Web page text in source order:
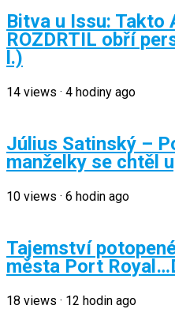
Bitva u Issu: Takto
ROZDRTIL obří
l.)
14 views · 4 hodiny ago
Július Satinský –
manželky se chtěl
10 views · 6 hodin ago
Tajemství
města Port
18 views · 12 hodin ago